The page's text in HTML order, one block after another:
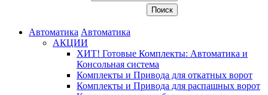
Автоматика Автоматика
АКЦИИ
ХИТ! Готовые Комплекты: Автоматика и
Консольная система
Комплекты и Привода для откатных ворот
Комплекты и Привода для распашных ворот